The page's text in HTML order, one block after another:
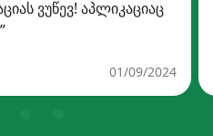
ვუწევ! აპლიკაციაც
01/09/2024